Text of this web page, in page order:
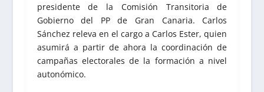
presidente de la Comisión Transitoria de
Gobierno del PP de Gran Canaria. Carlos
Sánchez releva en el cargo a Carlos Ester, quien
asumirá a partir de ahora la coordinación de
campañas electorales de la formación a nivel
autonómico.